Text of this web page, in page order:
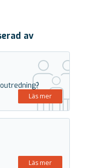
av
Läs mer
Läs mer